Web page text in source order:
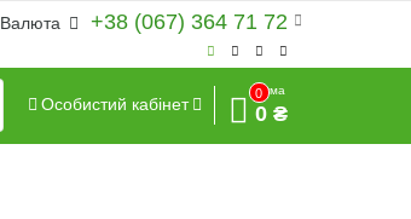
+38 (067) 364 71 72
Валюта
Особистий кабінет
0
Сума
0 ₴